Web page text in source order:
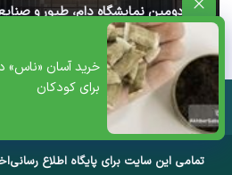
خرید آسان «ناس»
برای کودکان
آغاز دومین نمایشگاه دام، طیور و
تهران+ ویدئو
تمامی این سایت برای پایگاه اطلاع رسانی